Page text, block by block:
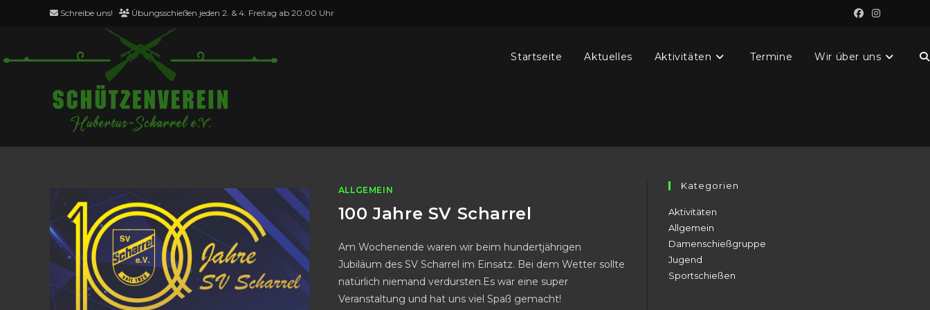
Schreibe uns! Übungsschießen jeden 2. & 4. Freitag ab 20:00 Uhr
Startseite Aktuelles Aktivitäten Termine Wir über uns
Scharrel
ALLGEMEIN
100 Jahre SV Scharrel
Am Wochenende waren wir beim hundertjährigen
Jubiläum des SV Scharrel im Einsatz. Bei dem Wetter sollte
natürlich niemand verdursten.Es war eine super
Veranstaltung und hat uns viel Spaß gemacht!
Kategorien
Aktivitäten
Allgemein
Damenschießgruppe
Jugend
Sportschießen